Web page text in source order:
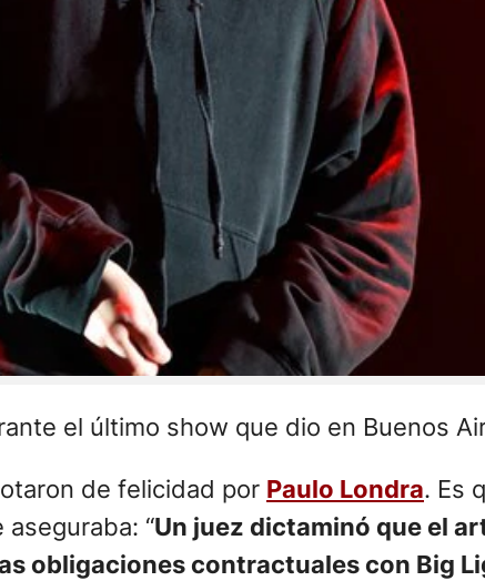
el último show que dio en Buenos
de felicidad por Paulo Londra. Es
“Un juez dictaminó que el
obligaciones contractuales con Big